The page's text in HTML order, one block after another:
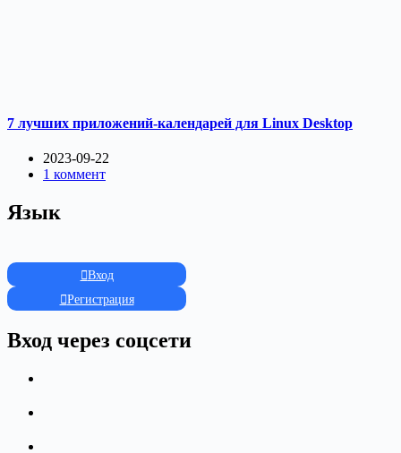
7 лучших приложений-календарей для Linux Desktop
2023-09-22
1 коммент
Язык
Вход
Регистрация
Вход через соцсети